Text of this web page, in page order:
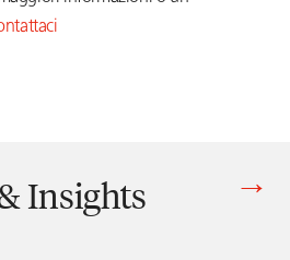
Insights
gli articoli di Newsflash & Insights